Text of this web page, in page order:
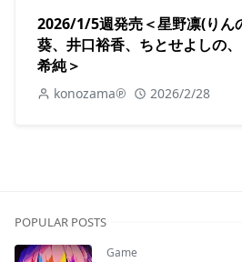
2026/1/5週発売＜星野凛(りん
葵、井口裕香、ちとせよしの
希純＞
konozama℗ 2026/2/28
POPULAR POSTS
Game